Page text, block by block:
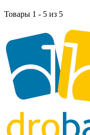
Товары 1 - 5 из 5